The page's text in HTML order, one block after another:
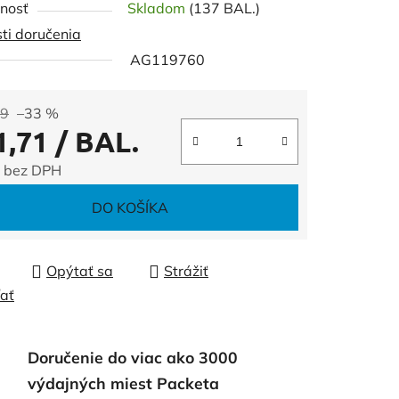
Skladom (137 BAL.)
doručenia
AG119760
–33 %
/ BAL.
DPH
DO KOŠÍKA
Opýtať sa
Strážiť
Doručenie do viac ako 3000
výdajných miest Packeta